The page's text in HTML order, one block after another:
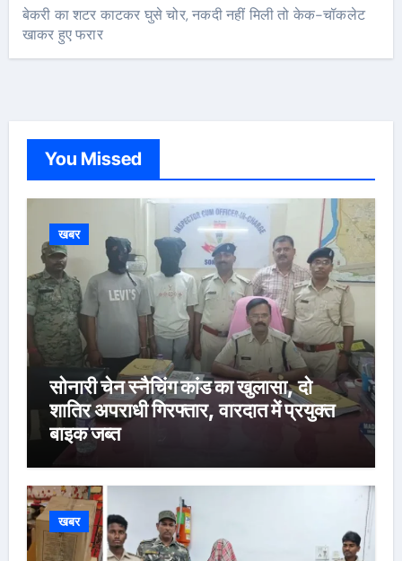
बेकरी का शटर काटकर घुसे चोर, नकदी नहीं मिली तो केक-चॉकलेट
खाकर हुए फरार
You Missed
खबर
सोनारी चेन स्नैचिंग कांड का खुलासा, दो
शातिर अपराधी गिरफ्तार, वारदात में प्रयुक्त
बाइक जब्त
खबर